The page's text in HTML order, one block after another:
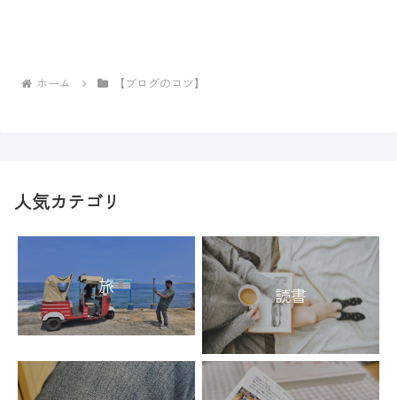
ホーム 【ブログのコツ】
人気カテゴリ
旅 読書